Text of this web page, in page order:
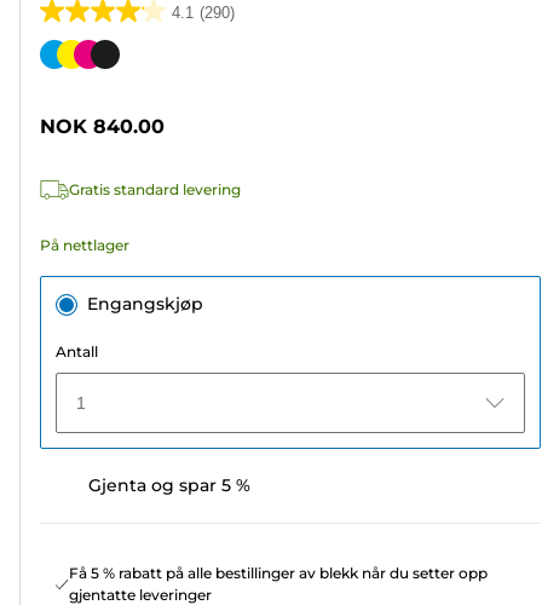
4.1 (290)
4.1
av
290
Fargekassett
NOK 840.00
Gratis standard levering
På nettlager
Engangskjøp
Antall
1
Gjenta og spar 5 %
Få 5 % rabatt på alle bestillinger av blekk når du setter opp
gjentatte leveringer